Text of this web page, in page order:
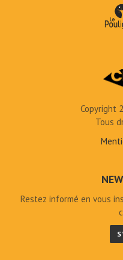
Copyright
Tous
Restez informé en vous